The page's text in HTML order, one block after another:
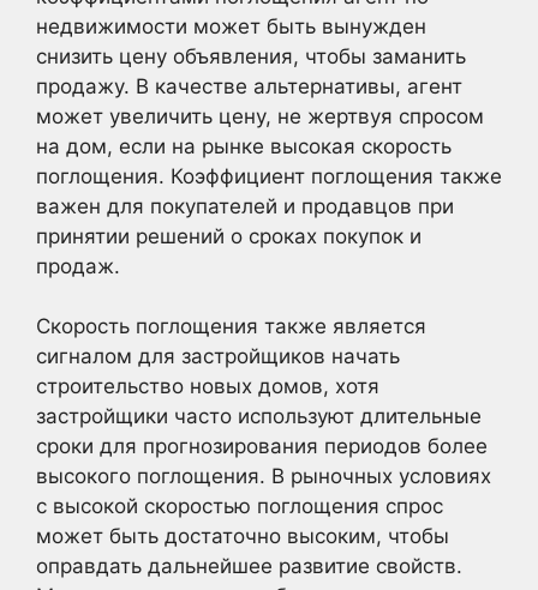
недвижимости может быть вынужден
снизить цену объявления, чтобы заманить
продажу. В качестве альтернативы, агент
может увеличить цену, не жертвуя спросом
на дом, если на рынке высокая скорость
поглощения. Коэффициент поглощения также
важен для покупателей и продавцов при
принятии решений о сроках покупок и
продаж.
Скорость поглощения также является
сигналом для застройщиков начать
строительство новых домов, хотя
застройщики часто используют длительные
сроки для прогнозирования периодов более
высокого поглощения. В рыночных условиях
с высокой скоростью поглощения спрос
может быть достаточно высоким, чтобы
оправдать дальнейшее развитие свойств.